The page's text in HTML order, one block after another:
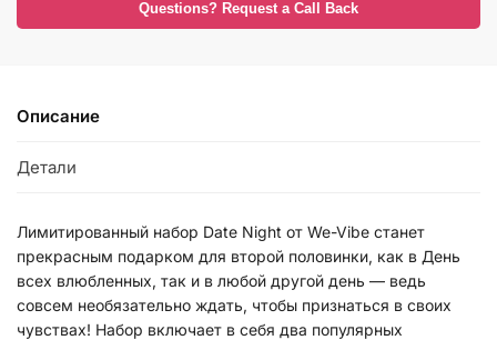
Questions? Request a Call Back
Описание
Детали
Лимитированный набор Date Night от We-Vibe станет
прекрасным подарком для второй половинки, как в День
всех влюбленных, так и в любой другой день — ведь
совсем необязательно ждать, чтобы признаться в своих
чувствах! Набор включает в себя два популярных